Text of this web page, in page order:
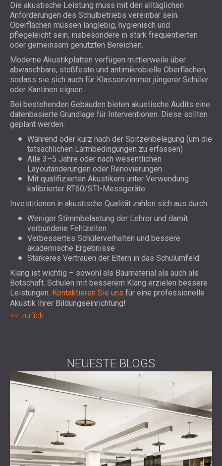
Die akustische Leistung muss mit den alltäglichen
Anforderungen des Schulbetriebs vereinbar sein.
Oberflächen müssen langlebig, hygienisch und
pflegeleicht sein, insbesondere in stark frequentierten
oder gemeinsam genutzten Bereichen.
Moderne Akustikplatten verfügen mittlerweile über
abwaschbare, stoßfeste und antimikrobielle Oberflächen,
sodass sie sich auch für Klassenzimmer jüngerer Schüler
oder Kantinen eignen.
Bei bestehenden Gebäuden bieten akustische Audits eine
datenbasierte Grundlage für Interventionen. Diese sollten
geplant werden:
Während oder kurz nach der Spitzenbelegung (um die
tatsächlichen Lärmbedingungen zu erfassen)
Alle 3–5 Jahre oder nach wesentlichen
Layoutänderungen oder Renovierungen
Mit qualifizierten Akustikern unter Verwendung
kalibrierter RT60/STI-Messgeräte
Investitionen in akustische Qualität zahlen sich aus durch:
Weniger Stimmbelastung der Lehrer und damit
verbundene Fehlzeiten
Verbessertes Schülerverhalten und bessere
akademische Ergebnisse
Stärkeres Vertrauen der Eltern in das Schulumfeld
Klang ist wichtig – sowohl als Baumaterial als auch als
Botschaft. Schulen mit besserem Klang erzielen bessere
Leistungen. Kontaktieren Sie uns für eine professionelle
Akustik Ihrer Bildungseinrichtung!
zurück
NEUESTE BLOGS